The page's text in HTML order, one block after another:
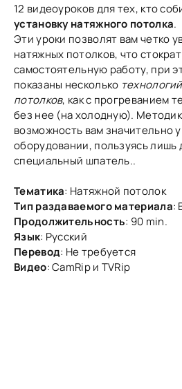
12 видеоуроков для тех, кто
установку натяжного потолка.
Эти уроки позволят вам четко
натяжных потолков, что
самостоятельную работу, при
показаны несколько
потолков, как с прогреванием
без нее (на холодную).
возможность вам значительно
оборудовании, пользуясь лишь
специальный шпатель..
Тематика: Натяжной потолок
Тип раздаваемого материала:
Продолжительность: 90 min.
Язык: Русский
Перевод: Не требуется
Видео: CamRip и TVRip